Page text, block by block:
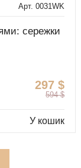
Арт. 0031WK
сережки
297 $
594 $
У кошик